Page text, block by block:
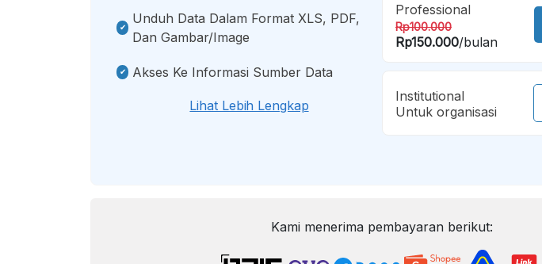
Unduh Data Dalam Format XLS, PDF,
Dan Gambar/image
Akses Ke Informasi Sumber Data
Lihat Lebih Lengkap
Professional
Rp100.000
Rp150.000/bulan
Institutional
Untuk organisasi
Kami menerima pembayaran berikut: